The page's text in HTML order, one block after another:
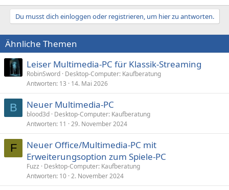
Du musst dich einloggen oder registrieren, um hier zu antworten.
Ähnliche Themen
Leiser Multimedia-PC für Klassik-Streaming
RobinSword Desktop-Computer: Kaufberatung
Antworten 13 14. Mai 2026
B Neuer Multimedia-PC
blood3d Desktop-Computer: Kaufberatung
Antworten 11 29. November 2024
F
Neuer Office/Multimedia-PC mit
Erweiterungsoption zum Spiele-PC
Fuzz
Desktop-Computer: Kaufberatung
Antworten 10 2. November 2024